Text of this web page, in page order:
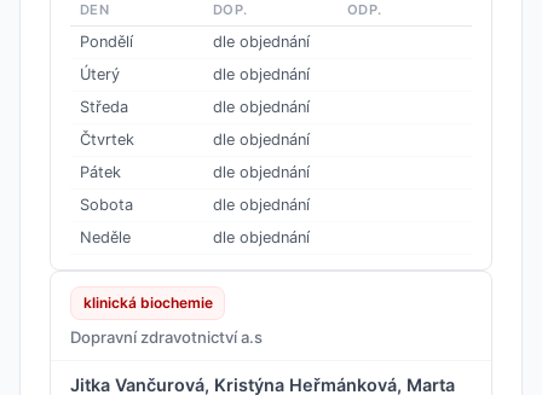
DEN DOP. ODP.
Pondělí
dle objednání
Úterý
dle objednání
Středa
dle objednání
Čtvrtek
dle objednání
Pátek
dle objednání
Sobota
dle objednání
Neděle
dle objednání
klinická biochemie
Dopravní zdravotnictví a.s
Jitka Vančurová, Kristýna Heřmánková, Marta